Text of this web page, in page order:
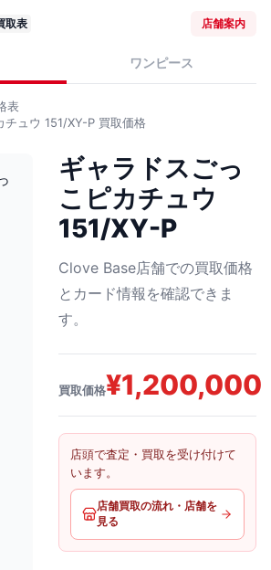
取表 店舗案内
ワンピース
表
チュウ 151/XY-P 買取価格
ギャラドスごっ
こピカチュウ
151/XY-P
Clove Base店舗での買取価格
とカード情報を確認できま
す。
買取価格¥1,200,000
店頭で査定・買取を受け付けて
います。
店舗買取の流れ・店舗を
見る